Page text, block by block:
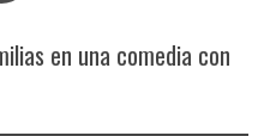
en una comedia con